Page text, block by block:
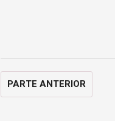
PARTE ANTERIOR